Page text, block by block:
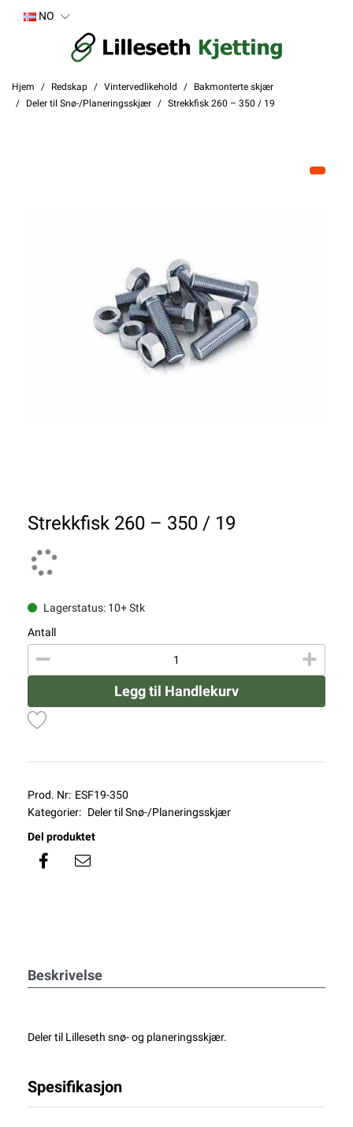
NO
Hjem Redskap Vintervedlikehold
Bakmonterte skjær
Deler til Snø-/Planeringsskjær
Strekkfisk 260 – 350 / 19
Strekkfisk 260 – 350 / 19
Lagerstatus: 10+ Stk
Antall
Legg til Handlekurv
Prod. Nr: ESF19-350
Kategorier: Deler til Snø-/Planeringsskjær
Del produktet
Beskrivelse
Deler til Lilleseth snø- og planeringsskjær.
Spesifikasjon